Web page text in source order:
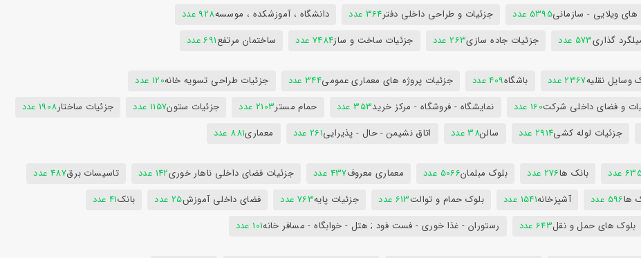
های ویلایی - سازمانی5395 عدد جزئیات و طراحی داخلی دفتر364 عدد دانشگاه ، آموزشکده ، موسسه928 عدد
گذاری573 عدد جزئیات جاده سازی263 عدد جزئیات ساخت و ساز7484 عدد ساختمان مرتفع691 عدد
وسایل نقلیه2367 عدد باشگاه409 عدد جزئیات پروژه های معماری عمومی344 عدد جزئیات طراحی تسویه خانه120 عدد
و فضای داخلی شرکت160 عدد نمایشگاه - فروشگاه - مرکز خرید353 عدد حمام مستر2103 عدد جزئیات ستون1157 عدد جزئیات ساختار1908 عدد
جزئیات لوله کشی2914 عدد سالن38 عدد اتاق نشیمن - حال - پذیرایی261 عدد معماری881 عدد
عدد بانک ها276 عدد بلوک مبلمان5066 عدد معماری معروف437 عدد جزئیات فضای داخلی ناهار خوری142 عدد تاسیسات برق487 عدد
ها596 عدد آشپزخانه1541 عدد بلوک حمام و توالت613 عدد جزئیات پایه763 عدد فضای داخلی آموزش25 عدد بانک41 عدد
بلوک های حمل و نقل643 عدد رستوران - غذا خوری - فست فود ; هتل - خوابگاه - مسافر خانه101 عدد